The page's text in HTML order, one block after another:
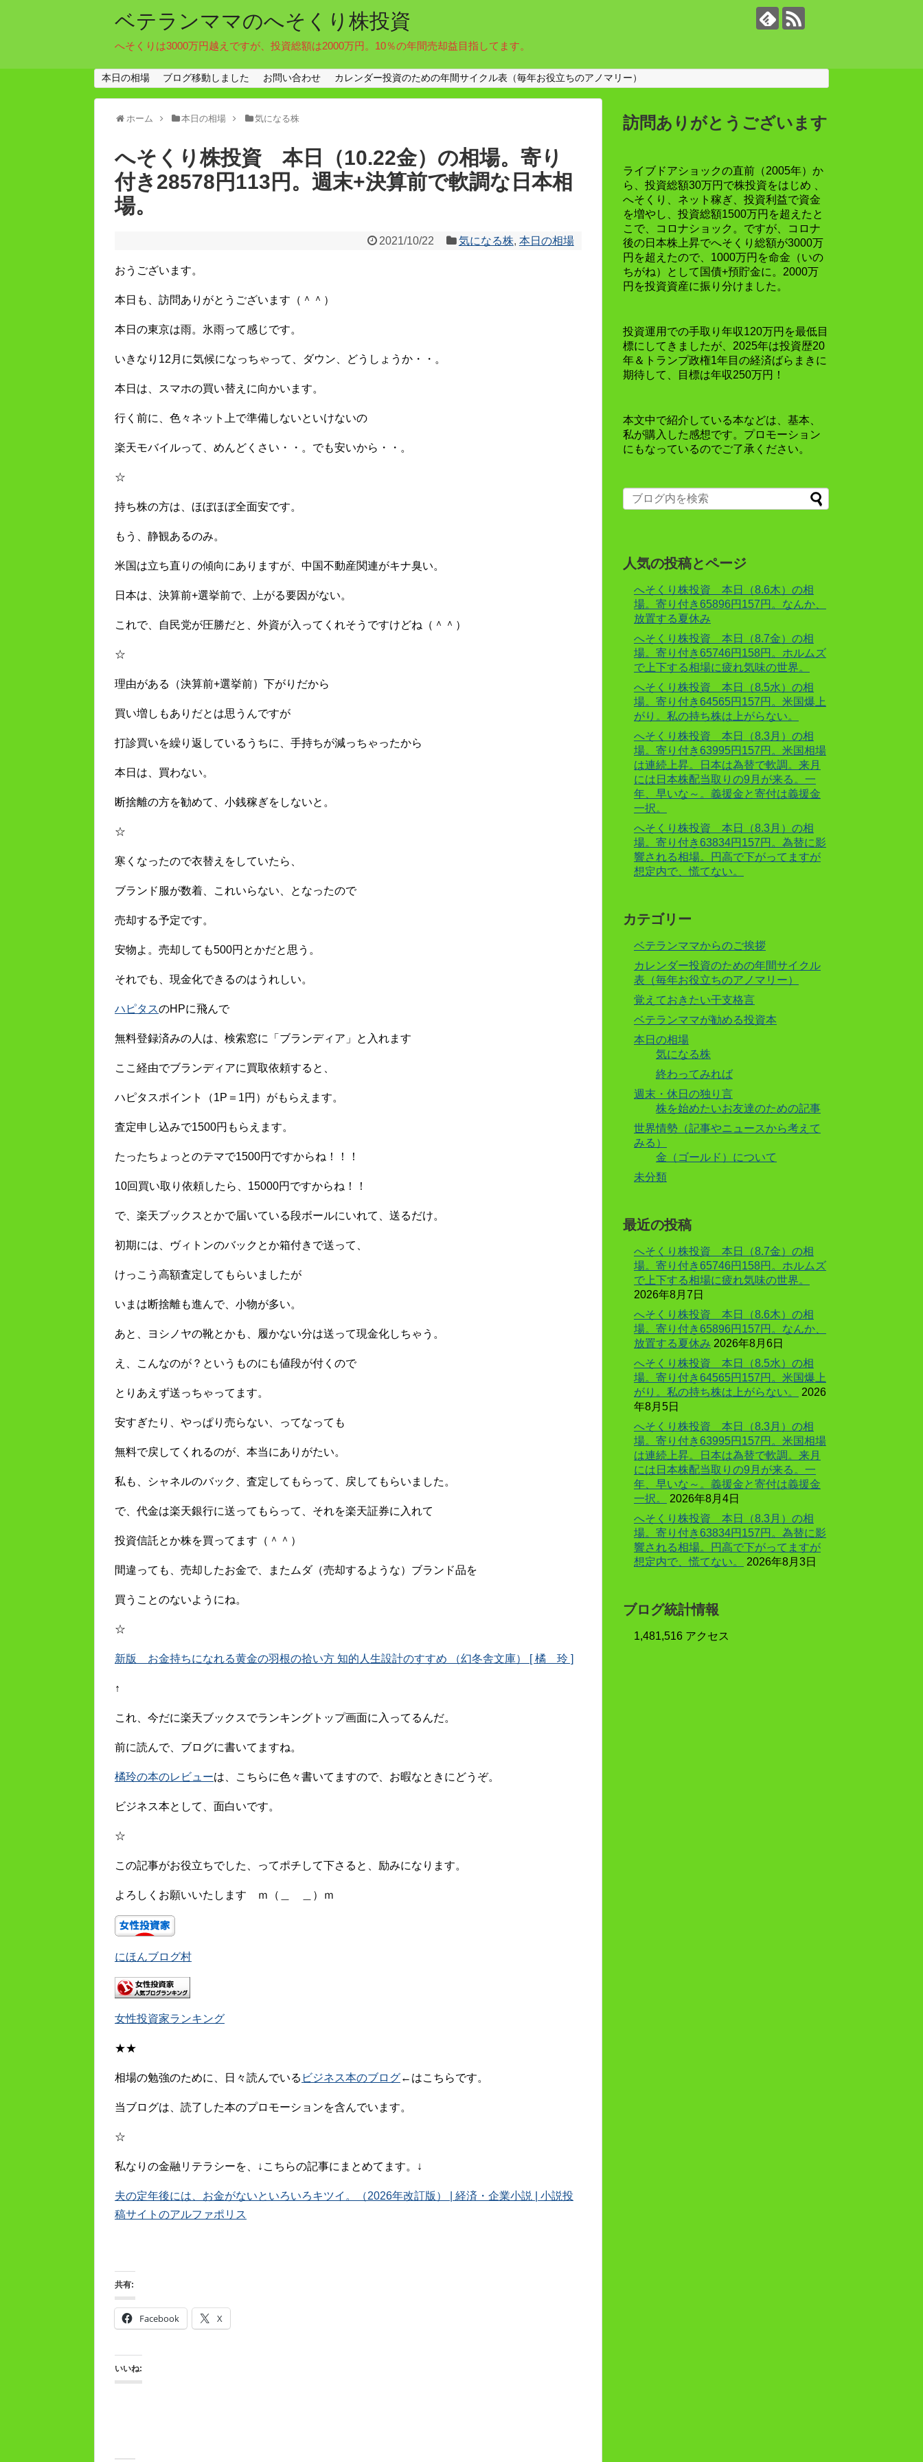
ベテランママのへそくり株投資
へそくりは3000万円越えですが、投資総額は2000万円。10％の年間売却益目指してます。
本日の相場 ブログ移動しました お問い合わせ カレンダー投資のための年間サイクル表（毎年お役立ちのアノマリー）
ホーム 本日の相場 気になる株
へそくり株投資 本日（10.22金）の相場。寄り
付き28578円113円。週末+決算前で軟調な日本相
場。
2021/10/22 気になる株, 本日の相場
おうございます。
本日も、訪問ありがとうございます（＾＾）
本日の東京は雨。氷雨って感じです。
いきなり12月に気候になっちゃって、ダウン、どうしょうか・・。
本日は、スマホの買い替えに向かいます。
行く前に、色々ネット上で準備しないといけないの
楽天モバイルって、めんどくさい・・。でも安いから・・。
☆
持ち株の方は、ほぼほぼ全面安です。
もう、静観あるのみ。
米国は立ち直りの傾向にありますが、中国不動産関連がキナ臭い。
日本は、決算前+選挙前で、上がる要因がない。
これで、自民党が圧勝だと、外資が入ってくれそうですけどね（＾＾）
☆
理由がある（決算前+選挙前）下がりだから
買い増しもありだとは思うんですが
打診買いを繰り返しているうちに、手持ちが減っちゃったから
本日は、買わない。
断捨離の方を勧めて、小銭稼ぎをしないと。
☆
寒くなったので衣替えをしていたら、
ブランド服が数着、これいらない、となったので
売却する予定です。
安物よ。売却しても500円とかだと思う。
それでも、現金化できるのはうれしい。
ハピタスのHPに飛んで
無料登録済みの人は、検索窓に「ブランディア」と入れます
ここ経由でブランディアに買取依頼すると、
ハピタスポイント（1P＝1円）がもらえます。
査定申し込みで1500円もらえます。
たったちょっとのテマで1500円ですからね！！！
10回買い取り依頼したら、15000円ですからね！！
で、楽天ブックスとかで届いている段ボールにいれて、送るだけ。
初期には、ヴィトンのバックとか箱付きで送って、
けっこう高額査定してもらいましたが
いまは断捨離も進んで、小物が多い。
あと、ヨシノヤの靴とかも、履かない分は送って現金化しちゃう。
え、こんなのが？というものにも値段が付くので
とりあえず送っちゃってます。
安すぎたり、やっぱり売らない、ってなっても
無料で戻してくれるのが、本当にありがたい。
私も、シャネルのバック、査定してもらって、戻してもらいました。
で、代金は楽天銀行に送ってもらって、それを楽天証券に入れて
投資信託とか株を買ってます（＾＾）
間違っても、売却したお金で、またムダ（売却するような）ブランド品を
買うことのないようにね。
☆
新版 お金持ちになれる黄金の羽根の拾い方 知的人生設計のすすめ （幻冬舎文庫） [ 橘 玲 ]
↑
これ、今だに楽天ブックスでランキングトップ画面に入ってるんだ。
前に読んで、ブログに書いてますね。
橘玲の本のレビューは、こちらに色々書いてますので、お暇なときにどうぞ。
ビジネス本として、面白いです。
☆
この記事がお役立ちでした、ってポチして下さると、励みになります。
よろしくお願いいたします ｍ（＿ ＿）ｍ
にほんブログ村
女性投資家ランキング
★★
相場の勉強のために、日々読んでいる ビジネス本のブログ←はこちらです。
当ブログは、読了した本のプロモーションを含んでいます。
☆
私なりの金融リテラシーを、↓こちらの記事にまとめてます。↓
夫の定年後には、お金がないといろいろキツイ。（2026年改訂版） | 経済・企業小説 | 小説投
稿サイトのアルファポリス
共有:
Facebook X
いいね:
訪問ありがとうございます
ライブドアショックの直前（2005年）か
ら、投資総額30万円で株投資をはじめ 、
へそくり、ネット稼ぎ、投資利益で資金
を増やし、投資総額1500万円を超えたと
こで、コロナショック。ですが、コロナ
後の日本株上昇でへそくり総額が3000万
円を超えたので、1000万円を命金（いの
ちがね）として国債+預貯金に。2000万
円を投資資産に振り分けました。
投資運用での手取り年収120万円を最低目
標にしてきましたが、2025年は投資歴20
年＆トランプ政権1年目の経済ばらまきに
期待して、目標は年収250万円！
本文中で紹介している本などは、基本、
私が購入した感想です。プロモーション
にもなっているのでご了承ください。
人気の投稿とページ
へそくり株投資 本日（8.6木）の相
場。寄り付き65896円157円。なんか、
放置する夏休み
へそくり株投資 本日（8.7金）の相
場。寄り付き65746円158円。ホルムズ
で上下する相場に疲れ気味の世界。
へそくり株投資 本日（8.5水）の相
場。寄り付き64565円157円。米国爆上
がり。私の持ち株は上がらない。
へそくり株投資 本日（8.3月）の相
場。寄り付き63995円157円。米国相場
は連続上昇。日本は為替で軟調。来月
には日本株配当取りの9月が来る。一
年、早いな～。義援金と寄付は義援金
一択。
へそくり株投資 本日（8.3月）の相
場。寄り付き63834円157円。為替に影
響される相場。円高で下がってますが
想定内で、慌てない。
カテゴリー
ベテランママからのご挨拶
カレンダー投資のための年間サイクル
表（毎年お役立ちのアノマリー）
覚えておきたい干支格言
ベテランママが勧める投資本
本日の相場
気になる株
終わってみれば
週末・休日の独り言
株を始めたいお友達のための記事
世界情勢（記事やニュースから考えて
みる）
金（ゴールド）について
未分類
最近の投稿
へそくり株投資 本日（8.7金）の相
場。寄り付き65746円158円。ホルムズ
で上下する相場に疲れ気味の世界。
2026年8月7日
へそくり株投資 本日（8.6木）の相
場。寄り付き65896円157円。なんか、
放置する夏休み 2026年8月6日
へそくり株投資 本日（8.5水）の相
場。寄り付き64565円157円。米国爆上
がり。私の持ち株は上がらない。
2026
年8月5日
へそくり株投資 本日（8.3月）の相
場。寄り付き63995円157円。米国相場
は連続上昇。日本は為替で軟調。来月
には日本株配当取りの9月が来る。一
年、早いな～。義援金と寄付は義援金
一択。
2026年8月4日
へそくり株投資 本日（8.3月）の相
場。寄り付き63834円157円。為替に影
響される相場。円高で下がってますが
想定内で、慌てない。
2026年8月3日
ブログ統計情報
1,481,516 アクセス